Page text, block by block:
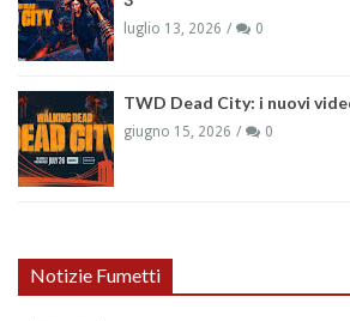
luglio 13, 2026 0
TWD Dead City: i nuovi
giugno 15, 2026 0
Notizie Fumetti